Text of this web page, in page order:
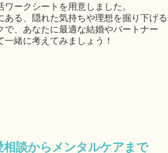
ワークシートを用意しました。
ある、隠れた気持ちや理想を掘り下げる
で、あなたに最適な結婚やパートナー
一緒に考えてみましょう！​
相談からメンタルケアまで